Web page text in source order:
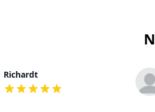
Richardt
out of 5 stars